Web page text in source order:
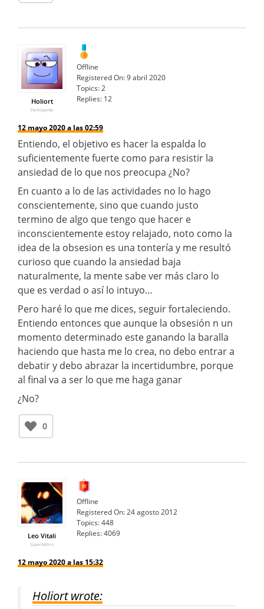
Holiort
Participante
Offline
Registered On:9 abril 2020
Topics:2
Replies: 12
12 mayo 2020 a las 02:59
Entiendo, el objetivo es hacer la espalda lo
suficientemente fuerte como para resistir la
ansiedad de lo que nos preocupa ¿No?
En cuanto a lo de las actividades no lo hago
conscientemente, sino que cuando justo
termino de algo que tengo que hacer e
inconscientemente estoy relajado, noto como la
idea de la obsesion es una tontería y me resultó
curioso que cuando la ansiedad baja
naturalmente, la mente sabe ver más claro lo
que es verdad o así lo intuyo…
Pero haré lo que me dices, seguir fortaleciendo.
Entiendo entonces que aunque la obsesión n un
momento determinado este ganando la baralla
haciendo que hasta me lo crea, no debo entrar a
debatir y debo abrazar la incertidumbre, porque
al final va a ser lo que me haga ganar
¿No?
0
Leo Vitali
SuperAdmin
Offline
Registered On:24 agosto 2012
Topics:448
Replies:4069
12 mayo 2020 a las 15:32
Holiort wrote: